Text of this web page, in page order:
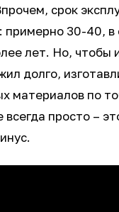
срок
примерно 30-40, в
лет. Но, чтобы
долго,
материалов по
всегда просто –